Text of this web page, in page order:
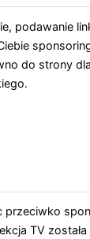
podawanie
do strony
przeciwko
TV